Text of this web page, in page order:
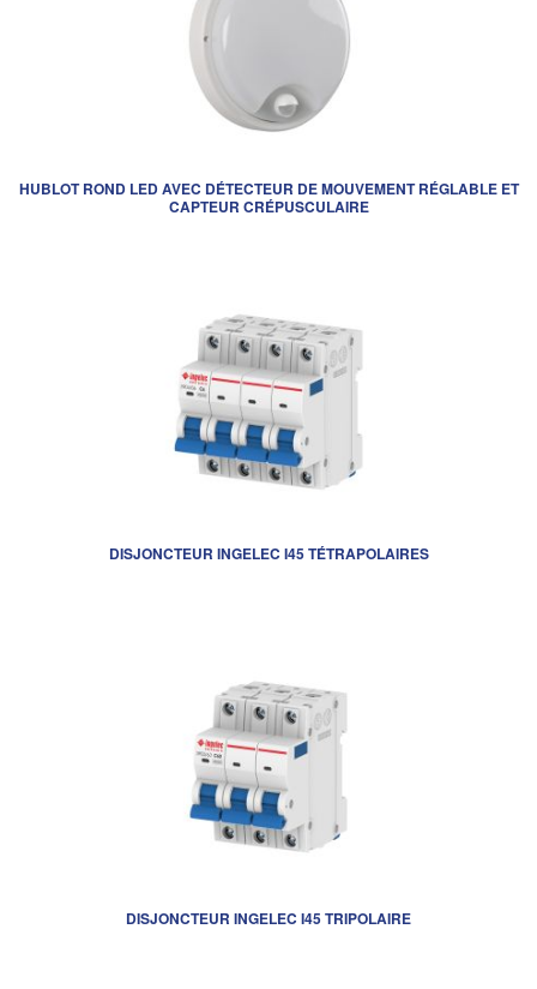
HUBLOT ROND LED AVEC DÉTECTEUR DE MOUVEMENT RÉGLABLE ET
CAPTEUR CRÉPUSCULAIRE
DISJONCTEUR INGELEC I45 TÉTRAPOLAIRES
DISJONCTEUR INGELEC I45 TRIPOLAIRE